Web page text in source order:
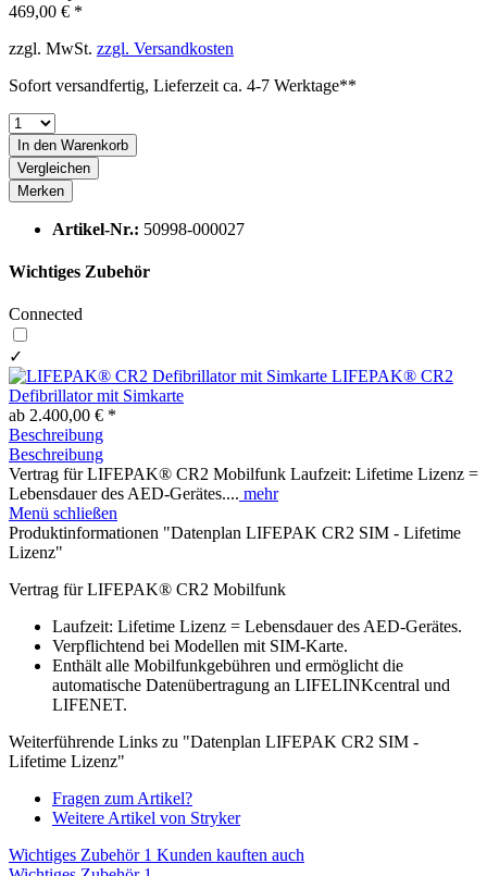
469,00 € *
zzgl. MwSt. zzgl. Versandkosten
Sofort versandfertig, Lieferzeit ca. 4-7 Werktage**
In den Warenkorb
Vergleichen
Merken
Artikel-Nr.: 50998-000027
Wichtiges Zubehör
Connected
✓
LIFEPAK® CR2
Defibrillator mit Simkarte
ab 2.400,00 € *
Beschreibung
Beschreibung
Vertrag für LIFEPAK® CR2 Mobilfunk Laufzeit: Lifetime Lizenz =
Lebensdauer des AED-Gerätes.... mehr
Menü schließen
Produktinformationen "Datenplan LIFEPAK CR2 SIM - Lifetime
Lizenz"
Vertrag für LIFEPAK® CR2 Mobilfunk
Laufzeit: Lifetime Lizenz = Lebensdauer des AED-Gerätes.
Verpflichtend bei Modellen mit SIM-Karte.
Enthält alle Mobilfunkgebühren und ermöglicht die
automatische Datenübertragung an LIFELINKcentral und
LIFENET.
Weiterführende Links zu "Datenplan LIFEPAK CR2 SIM -
Lifetime Lizenz"
Fragen zum Artikel?
Weitere Artikel von Stryker
Wichtiges Zubehör 1 Kunden kauften auch